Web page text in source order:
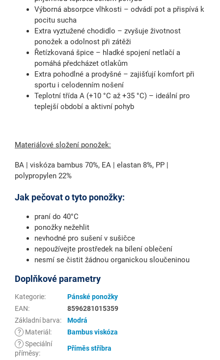
Výborná absorpce vlhkosti – odvádí pot a přispívá k
pocitu sucha
Extra vyztužené chodidlo – zvyšuje životnost
ponožek a odolnost při zátěži
Řetízkovaná špice – hladké spojení netlačí a
pomáhá předcházet otlakům
Extra pohodlné a prodyšné – zajišťují komfort při
sportu i celodenním nošení
Teplotní třída A (+10 °C až +35 °C) – ideální pro
teplejší období a aktivní pohyb
Materiálové složení ponožek:
BA | viskóza bambus 70%, EA | elastan 8%, PP |
polypropylen 22%
Jak pečovat o tyto ponožky:
praní do 40°C
ponožky nežehlit
nevhodné pro sušení v sušičce
nepoužívejte prostředek na bílení oblečení
nesmí se čistit žádnou organickou sloučeninou
Doplňkové parametry
Kategorie:
Pánské ponožky
EAN:
8596281015359
Základní barva:
Modrá
?
Materiál :
Bambus viskóza
? Speciální
příměsy:
Příměs stříbra